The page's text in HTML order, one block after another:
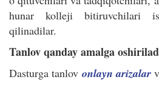
hunar kolleji bitiruvchilari
qilinadilar.
Tanlov qanday amalga
Dasturga tanlov onlayn arizalar